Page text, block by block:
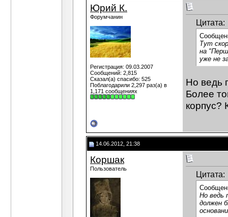
Юрий К.
Форумчанин
Регистрация: 09.03.2007
Сообщений: 2,815
Сказал(а) спасибо: 525
Поблагодарили 2,297 раз(а) в
1,171 сообщениях
Цитата:
Тут
на
уже не
Но ведь
Более
корпус?
14.06.2012, 21:38
Коршак
Пользователь
Цитата:
Но ведь
должен